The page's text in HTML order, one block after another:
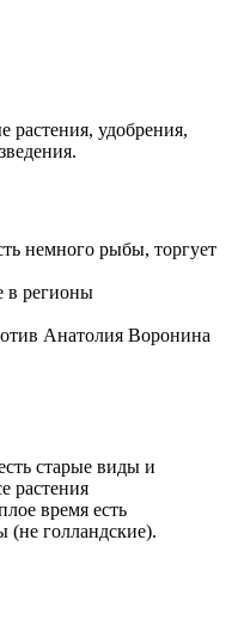
растения, удобрения,
немного рыбы, торгует
в регионы
Анатолия Воронина
старые виды и
растения
время есть
(не голландские).